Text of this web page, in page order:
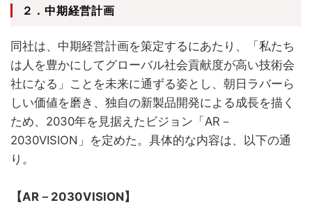
２．中期経営計画
同社は、中期経営計画を策定するにあたり、「私たち
は人を豊かにしてグローバル社会貢献度が高い技術会
社になる」ことを未来に通ずる姿とし、朝日ラバーら
しい価値を磨き、独自の新製品開発による成長を描く
ため、2030年を見据えたビジョン「AR－
2030VISION」を定めた。具体的な内容は、以下の通
り。
【AR－2030VISION】